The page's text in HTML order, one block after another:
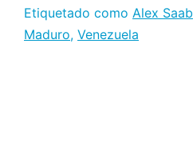
Etiquetado como Alex Saab
Maduro, Venezuela